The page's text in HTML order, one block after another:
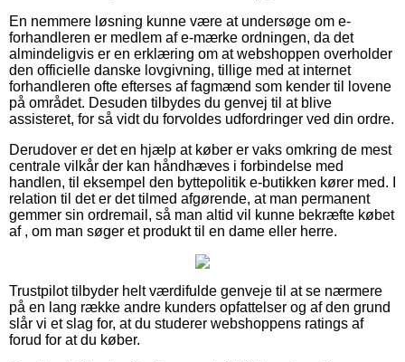
En nemmere løsning kunne være at undersøge om e-
forhandleren er medlem af e-mærke ordningen, da det
almindeligvis er en erklæring om at webshoppen overholder
den officielle danske lovgivning, tillige med at internet
forhandleren ofte efterses af fagmænd som kender til lovene
på området. Desuden tilbydes du genvej til at blive
assisteret, for så vidt du forvoldes udfordringer ved din ordre.
Derudover er det en hjælp at køber er vaks omkring de mest
centrale vilkår der kan håndhæves i forbindelse med
handlen, til eksempel den byttepolitik e-butikken kører med. I
relation til det er det tilmed afgørende, at man permanent
gemmer sin ordremail, så man altid vil kunne bekræfte købet
af , om man søger et produkt til en dame eller herre.
Trustpilot tilbyder helt værdifulde genveje til at se nærmere
på en lang række andre kunders opfattelser og af den grund
slår vi et slag for, at du studerer webshoppens ratings af
forud for at du køber.